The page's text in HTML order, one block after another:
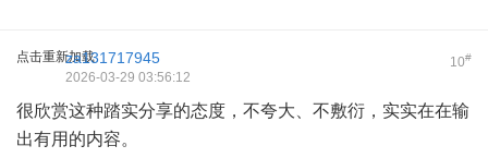
点击重新加载 10#
za131717945
2026-03-29 03:56:12
很欣赏这种踏实分享的态度，不夸大、不敷衍，实实在在输
出有用的内容。